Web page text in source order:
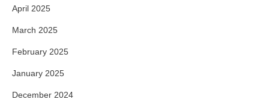
April 2025
March 2025
February 2025
January 2025
December 2024